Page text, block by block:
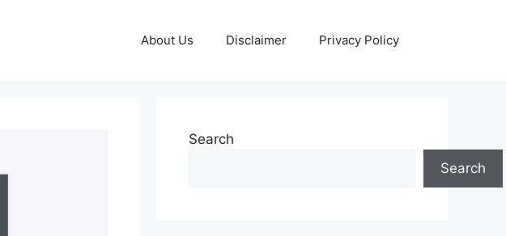
About Us Disclaimer Privacy Policy
Search
Search